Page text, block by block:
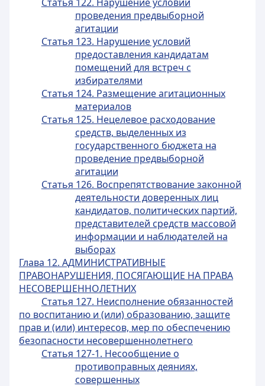
проведения предвыборной
агитации
Статья 123. Нарушение условий
предоставления кандидатам
помещений для встреч с
избирателями
Статья 124. Размещение агитационных
материалов
Статья 125. Нецелевое расходование
средств, выделенных из
государственного бюджета на
проведение предвыборной
агитации
Статья 126. Воспрепятствование законной
деятельности доверенных лиц
кандидатов, политических партий,
представителей средств массовой
информации и наблюдателей на
выборах
Глава 12. АДМИНИСТРАТИВНЫЕ
ПРАВОНАРУШЕНИЯ, ПОСЯГАЮЩИЕ НА ПРАВА
НЕСОВЕРШЕННОЛЕТНИХ
Статья 127. Неисполнение обязанностей
по воспитанию и (или) образованию, защите
прав и (или) интересов, мер по обеспечению
безопасности несовершеннолетнего
Статья 127-1. Несообщение о
противоправных деяниях,
совершенных